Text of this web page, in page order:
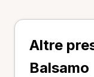
Altre
Balsamo